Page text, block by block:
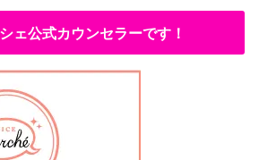
ェ公式カウンセラーです！